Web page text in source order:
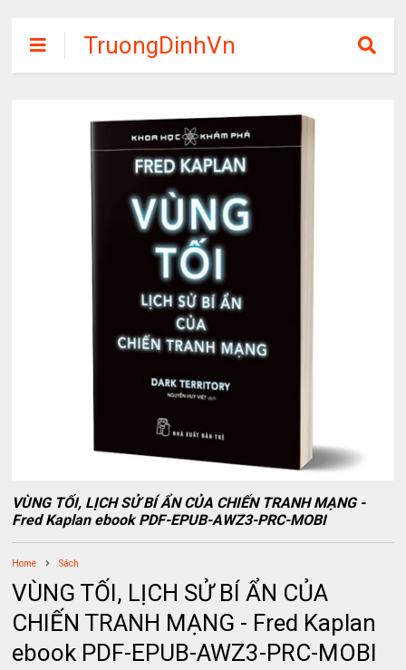
TruongDinhVn
Chia sẽ ebook,
phần mềm học
tập miễn phí
VÙNG TỐI, LỊCH SỬ BÍ ẨN CỦA CHIẾN TRANH MẠNG -
Fred Kaplan ebook PDF-EPUB-AWZ3-PRC-MOBI
Home Sách
VÙNG TỐI, LỊCH SỬ BÍ ẨN CỦA
CHIẾN TRANH MẠNG - Fred Kaplan
ebook PDF-EPUB-AWZ3-PRC-MOBI